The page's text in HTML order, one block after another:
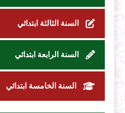
السنة الثالثة ابتدائي
السنة الرابعة ابتدائي
السنة الخامسة ابتدائي